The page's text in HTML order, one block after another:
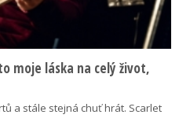
moje láska na celý život,
a stále stejná chuť hrát. Scarlet